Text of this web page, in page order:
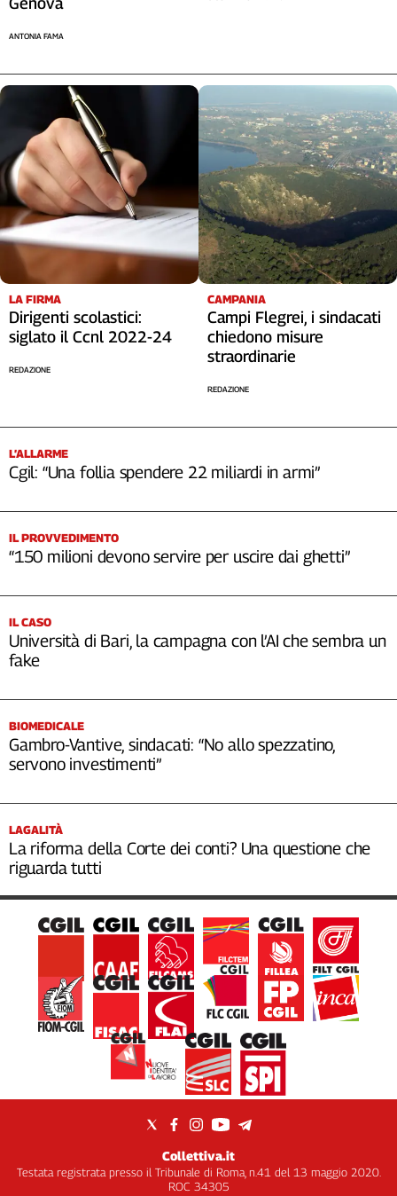
ANTONIA FAMA
LA FIRMA
Dirigenti scolastici:
siglato il Ccnl 2022-24
REDAZIONE
CAMPANIA
Campi Flegrei, i sindacati
chiedono misure
straordinarie
REDAZIONE
L’ALLARME
Cgil: “Una follia spendere 22 miliardi in armi”
IL PROVVEDIMENTO
“150 milioni devono servire per uscire dai ghetti”
IL CASO
Università di Bari, la campagna con l’AI che sembra un
fake
BIOMEDICALE
Gambro-Vantive, sindacati: “No allo spezzatino,
servono investimenti”
LAGALITÀ
La riforma della Corte dei conti? Una questione che
riguarda tutti
Collettiva.it
Testata registrata presso il Tribunale di Roma, n.41 del 13 maggio 2020.
ROC 34305